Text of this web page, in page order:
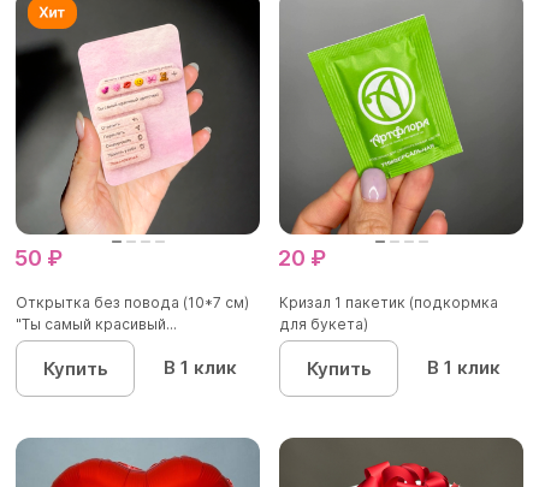
50 ₽
Открытка без повода (10*7 см)
"Ты самый красивый...
Купить В 1 клик
20 ₽
Кризал 1 пакетик (подкормка
для букета)
Купить В 1 клик